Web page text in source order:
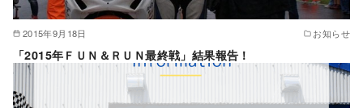
2015年9月18日 お知らせ
「2015年ＦＵＮ＆ＲＵＮ最終戦」結果報告！